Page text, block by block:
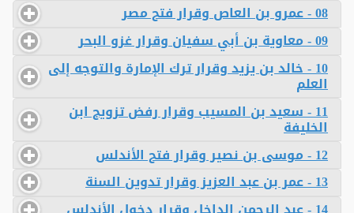
08 - عمرو بن العاص وقرار فتح مصر
09 - معاوية بن أبي سفيان وقرار غزو البحر
10 - خالد بن يزيد وقرار ترك الإمارة والتوجه إلى
العلم
11 - سعيد بن المسيب وقرار رفض تزويج ابن
الخليفة
12 - موسى بن نصير وقرار فتح الأندلس
13 - عمر بن عبد العزيز وقرار تدوين السنة